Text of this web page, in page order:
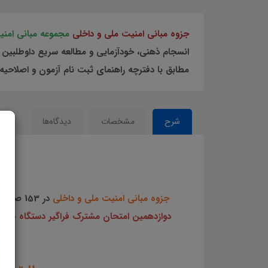
جزوه مبانی امنیت ملی و داخلی مجموعه مبانی
انسجام ذهنی، خودآزمایی و مطالعه سریع
مطابق با دفترچه راهنمای ثبت نام آزمون و
شرح مشخصات دیدگاه‌ها
جزوه مبانی امنیت ملی و داخلیدر 153 صفحه در قالب فایل
دوازدهمین امتحان مشترک فراگیر دستگاه